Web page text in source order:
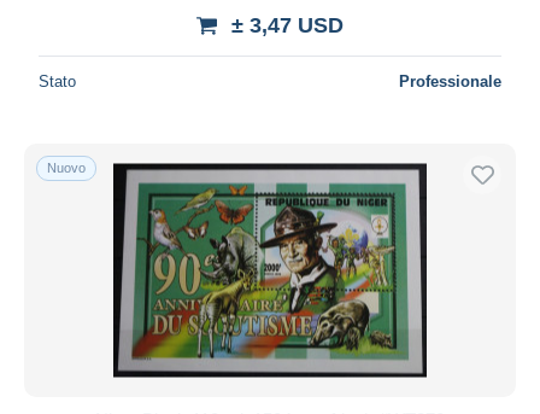
± 3,47 USD
Stato Professionale
Nuovo